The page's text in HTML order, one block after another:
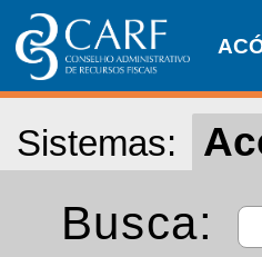
Sistemas:
Busca: